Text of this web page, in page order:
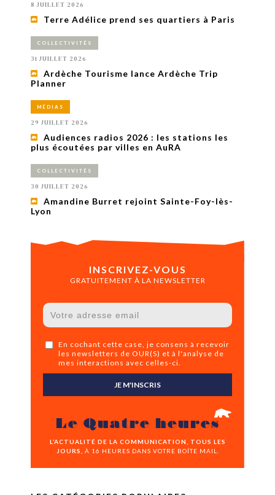
8 JUILLET 2026
Terre Adélice prend ses quartiers à Paris
COLLECTIVITÉS
31 JUILLET 2026
Ardèche Tourisme lance Ardèche Trip
Planner
MÉDIAS
29 JUILLET 2026
Audiences radios 2026 : les stations les
plus écoutées par villes en AuRA
COLLECTIVITÉS
30 JUILLET 2026
Amandine Burret rejoint Sainte-Foy-lès-
Lyon
INSCRIVEZ-VOUS
GRATUITEMENT À LA NEWSLETTER
En cochant cette case, je consens à recevoir
les newsletters de OUR(S) et à l'analyse de
mes interactions avec celles-ci.
JE M'INSCRIS
Le Quatre heures
L’ACTUALITÉ DE LA COMMUNICATION, TOUS LES
JOURS,
À 16 HEURES DANS VOTRE BOÎTE MAIL.